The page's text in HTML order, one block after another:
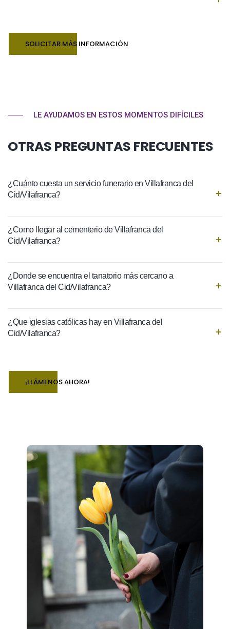
SOLICITAR MÁS INFORMACIÓN
LE AYUDAMOS EN ESTOS MOMENTOS DIFÍCILES
OTRAS PREGUNTAS FRECUENTES
¿Cuánto cuesta un servicio funerario en Villafranca del
Cid/Vilafranca?
¿Como llegar al cementerio de Villafranca del
Cid/Vilafranca?
¿Donde se encuentra el tanatorio más cercano a
Villafranca del Cid/Vilafranca?
¿Que iglesias católicas hay en Villafranca del
Cid/Vilafranca?
¡LLÁMENOS AHORA!